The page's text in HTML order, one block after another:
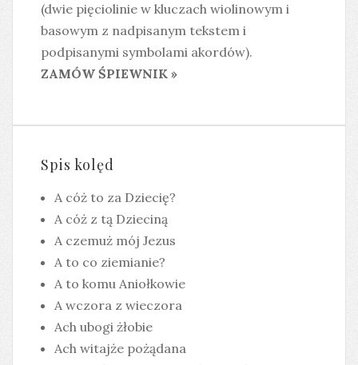
(dwie pięciolinie w kluczach wiolinowym i
basowym z nadpisanym tekstem i
podpisanymi symbolami akordów).
ZAMÓW ŚPIEWNIK »
Spis kolęd
A cóż to za Dziecię?
A cóż z tą Dzieciną
A czemuż mój Jezus
A to co ziemianie?
A to komu Aniołkowie
A wczora z wieczora
Ach ubogi żłobie
Ach witajże pożądana